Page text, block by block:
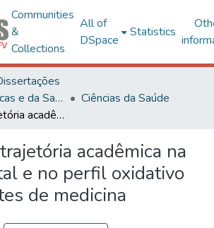
Communities
&
Collections
All of
DSpace
Statistics
Ciências Biológicas e da Saúde
Ciências da Saúde
Impacto da trajetória acadêmica na saúde mental e no perfil oxidativo de estudantes de medicina
acadêmica na
e no perfil oxidativo
de medicina